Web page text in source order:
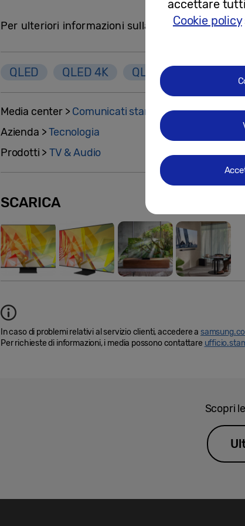
Per ulteriori informazioni sulla gamma Samsung
QLED QLED 4K QLED 8K
Media center > Comunicati stampa
Azienda >Tecnologia
Prodotti >TV & Audio
SCARICA
In caso di problemi relativi al servizio clienti, accedere a
Per richieste di informazioni, i media possono contattare
Scopri
accettare tutti
Cookie policy